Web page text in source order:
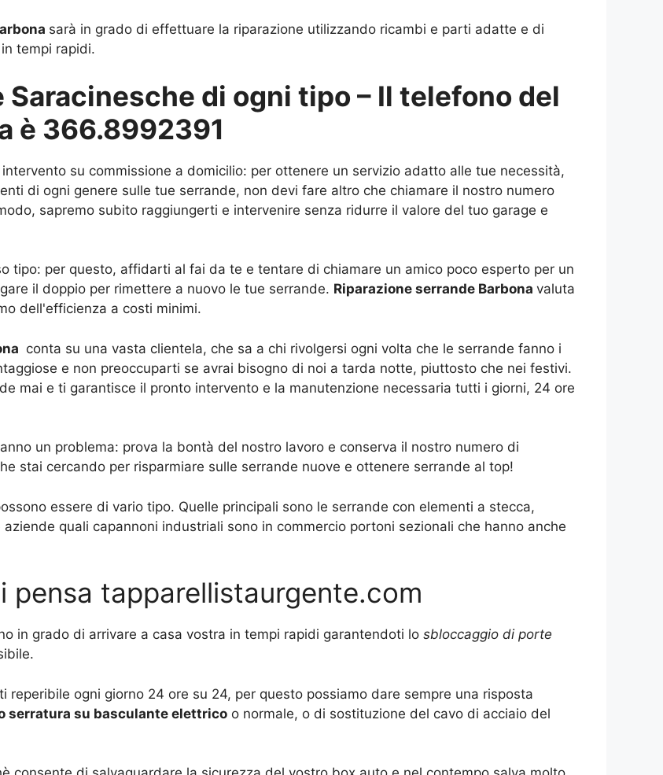
sarà in grado di effettuare la riparazione utilizzando ricambi e parti adatte e di
tempi rapidi.
Saracinesche di ogni tipo – Il telefono del
è 366.8992391
su commissione a domicilio: per ottenere un servizio adatto alle tue necessità,
di ogni genere sulle tue serrande, non devi fare altro che chiamare il nostro numero
sapremo subito raggiungerti e intervenire senza ridurre il valore del tuo garage e
tipo: per questo, affidarti al fai da te e tentare di chiamare un amico poco esperto per un
il doppio per rimettere a nuovo le tue serrande. Riparazione serrande Barbona valuta
dell'efficienza a costi minimi.
conta su una vasta clientela, che sa a chi rivolgersi ogni volta che le serrande fanno i
e non preoccuparti se avrai bisogno di noi a tarda notte, piuttosto che nei festivi.
mai e ti garantisce il pronto intervento e la manutenzione necessaria tutti i giorni, 24 ore
un problema: prova la bontà del nostro lavoro e conserva il nostro numero di
stai cercando per risparmiare sulle serrande nuove e ottenere serrande al top!
essere di vario tipo. Quelle principali sono le serrande con elementi a stecca,
quali capannoni industriali sono in commercio portoni sezionali che hanno anche
pensa tapparellistaurgente.com
in grado di arrivare a casa vostra in tempi rapidi garantendoti lo sbloccaggio di porte
ogni giorno 24 ore su 24, per questo possiamo dare sempre una risposta
serratura su basculante elettrico o normale, o di sostituzione del cavo di acciaio del